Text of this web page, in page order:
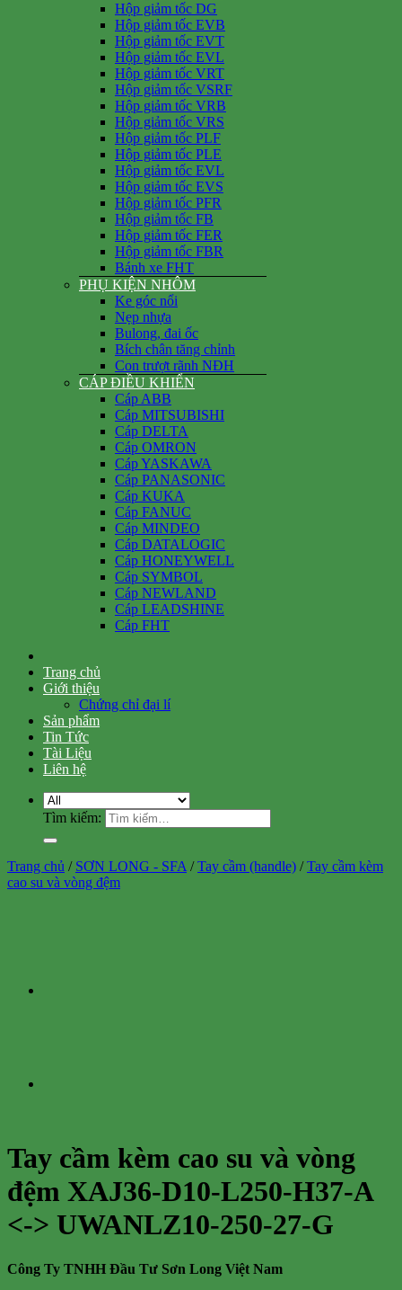
Hộp giảm tốc DG
Hộp giảm tốc EVB
Hộp giảm tốc EVT
Hộp giảm tốc EVL
Hộp giảm tốc VRT
Hộp giảm tốc VSRF
Hộp giảm tốc VRB
Hộp giảm tốc VRS
Hộp giảm tốc PLF
Hộp giảm tốc PLE
Hộp giảm tốc EVL
Hộp giảm tốc EVS
Hộp giảm tốc PFR
Hộp giảm tốc FB
Hộp giảm tốc FER
Hộp giảm tốc FBR
Bánh xe FHT
PHỤ KIỆN NHÔM
Ke góc nổi
Nẹp nhựa
Bulong, đai ốc
Bích chân tăng chỉnh
Con trượt rãnh NĐH
CÁP ĐIỀU KHIỂN
Cáp ABB
Cáp MITSUBISHI
Cáp DELTA
Cáp OMRON
Cáp YASKAWA
Cáp PANASONIC
Cáp KUKA
Cáp FANUC
Cáp MINDEO
Cáp DATALOGIC
Cáp HONEYWELL
Cáp SYMBOL
Cáp NEWLAND
Cáp LEADSHINE
Cáp FHT
Trang chủ
Giới thiệu
Chứng chỉ đại lí
Sản phẩm
Tin Tức
Tài Liệu
Liên hệ
Tìm kiếm:
Trang chủ / SƠN LONG - SFA / Tay cầm (handle) / Tay cầm kèm
cao su và vòng đệm
Tay cầm kèm cao su và vòng
đệm XAJ36-D10-L250-H37-A
<-> UWANLZ10-250-27-G
Công Ty TNHH Đầu Tư Sơn Long Việt Nam